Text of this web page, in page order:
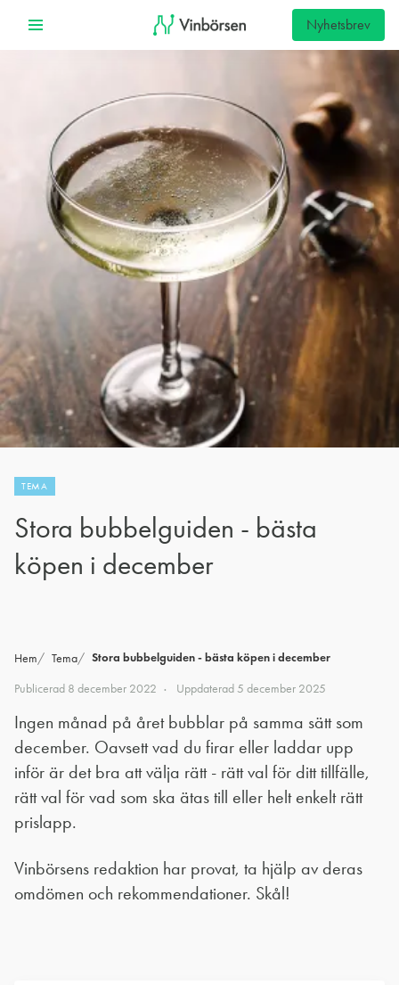
Nyhetsbrev
TEMA
Stora bubbelguiden - bästa
köpen i december
Hem Tema Stora bubbelguiden - bästa köpen i december
Publicerad 8 december 2022 Uppdaterad5 december 2025
Ingen månad på året bubblar på samma sätt som
december. Oavsett vad du firar eller laddar upp
inför är det bra att välja rätt - rätt val för ditt tillfälle,
rätt val för vad som ska ätas till eller helt enkelt rätt
prislapp.
Vinbörsens redaktion har provat, ta hjälp av deras
omdömen och rekommendationer. Skål!